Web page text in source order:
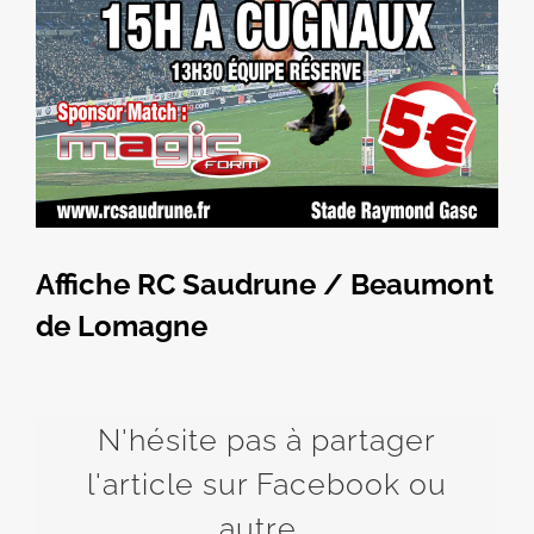
Affiche RC Saudrune / Beaumont
de Lomagne
N'hésite pas à partager
l'article sur Facebook ou